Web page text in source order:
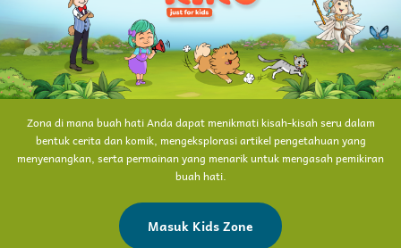
Zona di mana buah hati Anda dapat menikmati kisah-kisah seru dalam
bentuk cerita dan komik, mengeksplorasi artikel pengetahuan yang
menyenangkan, serta permainan yang menarik untuk mengasah pemikiran
buah hati.
Masuk Kids Zone